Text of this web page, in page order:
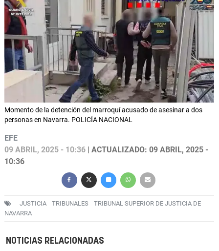
Momento de la detención del marroquí acusado de asesinar a dos
personas en Navarra. POLICÍA NACIONAL
EFE
09 ABRIL, 2025 - 10:36 | ACTUALIZADO: 09 ABRIL, 2025 -
10:36
JUSTICIA TRIBUNALES
TRIBUNAL SUPERIOR DE JUSTICIA DE
NAVARRA
NOTICIAS RELACIONADAS